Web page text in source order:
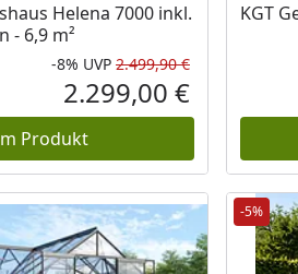
Helena 7000 inkl.
- 6,9 m²
Rabatt in
-8% UVP 2.499,90 €
Aktueller Preis
2.299,00 €
Produkt
KGT
-5%